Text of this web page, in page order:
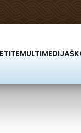
MULTIMEDIJA